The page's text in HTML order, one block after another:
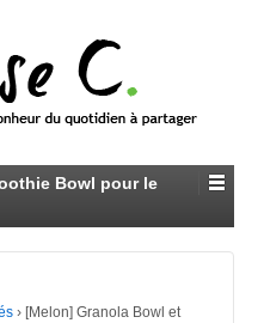
Bowl pour le
› [Melon] Granola Bowl et